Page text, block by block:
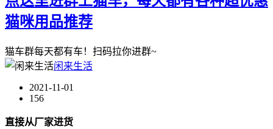
猫咪用品推荐
猫车群每天都有车！扫码拉你进群~
闲来生活
2021-11-01
156
直接从厂家进货